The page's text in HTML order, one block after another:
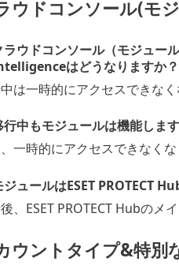
ウドコンソール(モ
ラウドコンソール（モジュー
はどうなりますか？
は一時的にアクセスできな
行中もモジュールは機能しま
一時的にアクセスできなく
ジュールはESET PROTECT
、ESET PROTECT Hubのメ
ウントタイプ&特別